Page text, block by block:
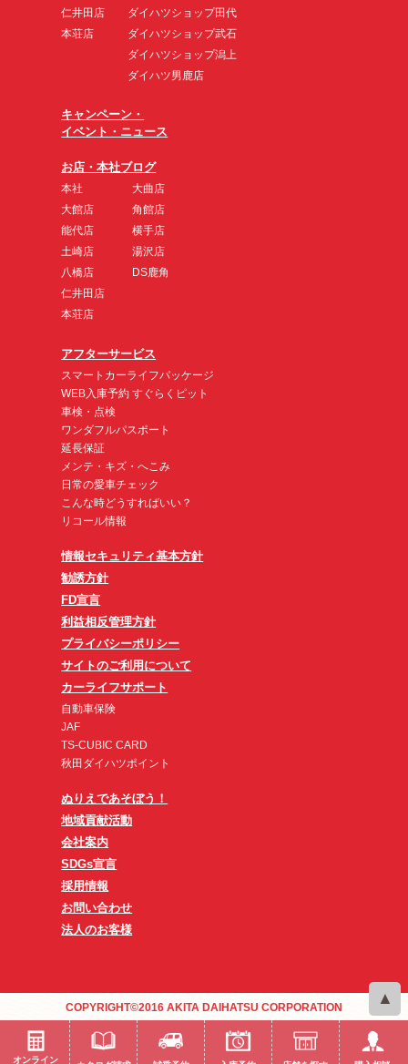
仁井田店
本荘店
ダイハツショップ田代
ダイハツショップ武石
ダイハツショップ潟上
ダイハツ男鹿店
キャンペーン・
イベント・ニュース
お店・本社ブログ
本社
大館店
能代店
土崎店
八橋店
仁井田店
本荘店
大曲店
角館店
横手店
湯沢店
DS鹿角
アフターサービス
スマートカーライフパッケージ
WEB入庫予約 すぐらくピット
車検・点検
ワンダフルパスポート
延長保証
メンテ・キズ・へこみ
日常の愛車チェック
こんな時どうすればいい？
リコール情報
情報セキュリティ基本方針
勧誘方針
FD宣言
利益相反管理方針
プライバシーポリシー
サイトのご利用について
カーライフサポート
自動車保険
JAF
TS-CUBIC CARD
秋田ダイハツポイント
ぬりえであそぼう！
地域貢献活動
会社案内
SDGs宣言
採用情報
お問い合わせ
法人のお客様
COPYRIGHT©2016 AKITA DAIHATSU CORPORATION
オンライン